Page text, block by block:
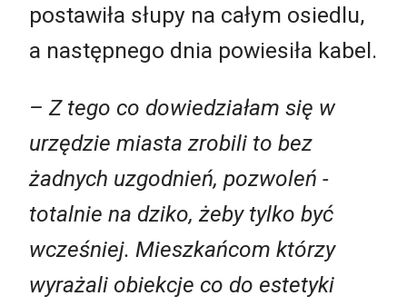
postawiła słupy na całym osiedlu,
a następnego dnia powiesiła kabel.
– Z tego co dowiedziałam się w
urzędzie miasta zrobili to bez
żadnych uzgodnień, pozwoleń -
totalnie na dziko, żeby tylko być
wcześniej. Mieszkańcom którzy
wyrażali obiekcje co do estetyki